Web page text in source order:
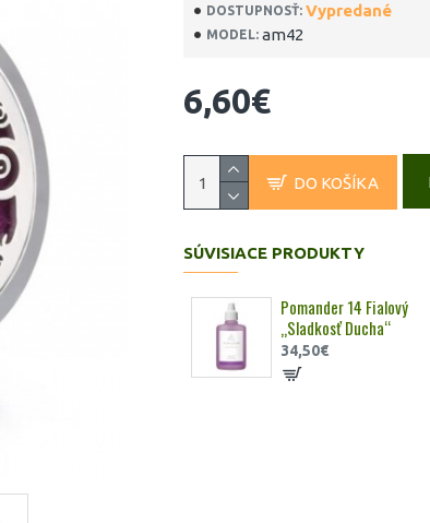
DOSTUPNOSŤ: Vypredané
MODEL: am42
6,60€
DO KOŠÍKA
SÚVISIACE PRODUKTY
Pomander 14 Fialový
„Sladkosť Ducha“
34,50€